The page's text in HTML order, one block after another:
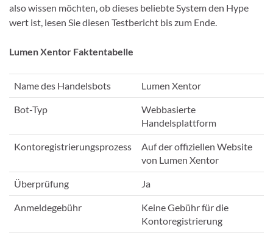
also wissen möchten, ob dieses beliebte System den Hype
wert ist, lesen Sie diesen Testbericht bis zum Ende.
Lumen Xentor Faktentabelle
Name des Handelsbots Lumen Xentor
Bot-Typ
Webbasierte
Handelsplattform
Kontoregistrierungsprozess
Auf der offiziellen Website
von Lumen Xentor
Überprüfung Ja
Anmeldegebühr
Keine Gebühr für die
Kontoregistrierung